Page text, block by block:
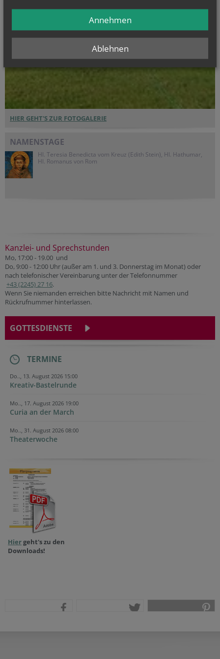
HIER GEHT'S ZUR FOTOGALERIE
NAMENSTAGE
Hl. Teresia Benedicta vom Kreuz (Edith Stein), Hl. Hathumar,
Hl. Romanus von Rom
Kanzlei- und Sprechstunden
Mo, 17:00 - 19.00 und
Do, 9:00 - 12:00 Uhr (außer am 1. und 3. Donnerstag im Monat) oder
nach telefonischer Vereinbarung unter der Telefonnummer
+43 (2245) 27 16.
Wenn Sie niemanden erreichen bitte Nachricht mit Namen und
Rückrufnummer hinterlassen.
GOTTESDIENSTE
TERMINE
Do.., 13. August 2026 15:00
Kreativ-Bastelrunde
Mo.., 17. August 2026 19:00
Curia an der March
Mo.., 31. August 2026 08:00
Theaterwoche
Hiergeht's zu den
Downloads!
Ablehnen
Annehmen